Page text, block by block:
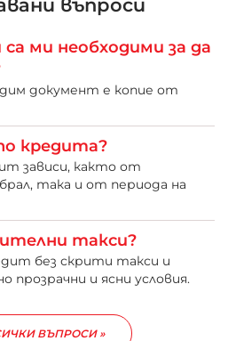
въпроси
ми необходими за да
документ е копие от
кредита?
зависи, както от
така и от периода на
такси?
без скрити такси и
прозрачни и ясни условия.
ВЪПРОСИ »